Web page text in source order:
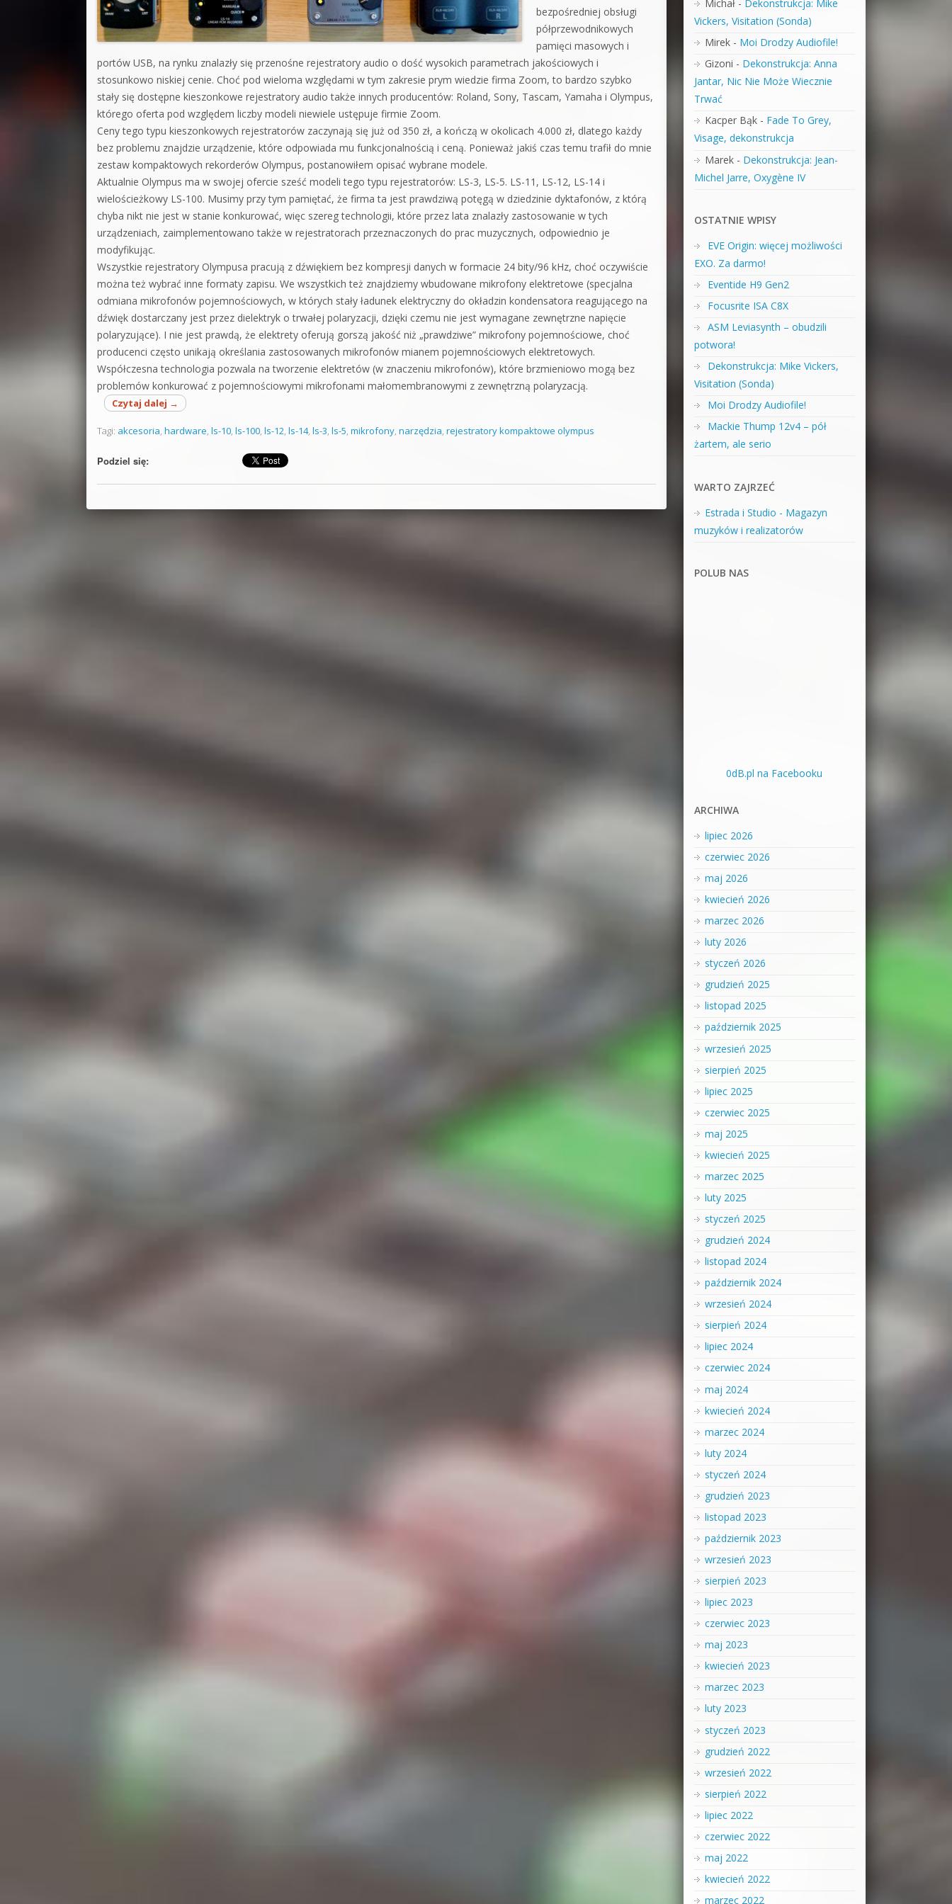
bezpośredniej obsługi
półprzewodnikowych
pamięci masowych i
portów USB, na rynku znalazły się przenośne rejestratory audio o dość wysokich parametrach jakościowych i
stosunkowo niskiej cenie. Choć pod wieloma względami w tym zakresie prym wiedzie firma Zoom, to bardzo szybko
stały się dostępne kieszonkowe rejestratory audio także innych producentów: Roland, Sony, Tascam, Yamaha i Olympus,
którego oferta pod względem liczby modeli niewiele ustępuje firmie Zoom.
Ceny tego typu kieszonkowych rejestratorów zaczynają się już od 350 zł, a kończą w okolicach 4.000 zł, dlatego każdy
bez problemu znajdzie urządzenie, które odpowiada mu funkcjonalnością i ceną. Ponieważ jakiś czas temu trafił do mnie
zestaw kompaktowych rekorderów Olympus, postanowiłem opisać wybrane modele.
Aktualnie Olympus ma w swojej ofercie sześć modeli tego typu rejestratorów: LS-3, LS-5. LS-11, LS-12, LS-14 i
wielościeżkowy LS-100. Musimy przy tym pamiętać, że firma ta jest prawdziwą potęgą w dziedzinie dyktafonów, z którą
chyba nikt nie jest w stanie konkurować, więc szereg technologii, które przez lata znalazły zastosowanie w tych
urządzeniach, zaimplementowano także w rejestratorach przeznaczonych do prac muzycznych, odpowiednio je
modyfikując.
Wszystkie rejestratory Olympusa pracują z dźwiękiem bez kompresji danych w formacie 24 bity/96 kHz, choć oczywiście
można też wybrać inne formaty zapisu. We wszystkich też znajdziemy wbudowane mikrofony elektretowe (specjalna
odmiana mikrofonów pojemnościowych, w których stały ładunek elektryczny do okładzin kondensatora reagującego na
dźwięk dostarczany jest przez dielektryk o trwałej polaryzacji, dzięki czemu nie jest wymagane zewnętrzne napięcie
polaryzujące). I nie jest prawdą, że elektrety oferują gorszą jakość niż „prawdziwe” mikrofony pojemnościowe, choć
producenci często unikają określania zastosowanych mikrofonów mianem pojemnościowych elektretowych.
Współczesna technologia pozwala na tworzenie elektretów (w znaczeniu mikrofonów), które brzmieniowo mogą bez
problemów konkurować z pojemnościowymi mikrofonami małomembranowymi z zewnętrzną polaryzacją.
Czytaj dalej →
Tagi: akcesoria, hardware, ls-10, ls-100, ls-12, ls-14, ls-3, ls-5, mikrofony, narzędzia, rejestratory kompaktowe olympus
Podziel się:
Michał- Dekonstrukcja: Mike
Vickers, Visitation (Sonda)
Mirek- Moi Drodzy Audiofile!
Gizoni - Dekonstrukcja: Anna
Jantar, Nic Nie Może Wiecznie
Trwać
Kacper Bąk- Fade To Grey,
Visage, dekonstrukcja
Marek- Dekonstrukcja: Jean-
Michel Jarre, Oxygène IV
OSTATNIE WPISY
EVE Origin: więcej możliwości
EXO. Za darmo!
Eventide H9 Gen2
Focusrite ISA C8X
ASM Leviasynth – obudzili
potwora!
Dekonstrukcja: Mike Vickers,
Visitation (Sonda)
Moi Drodzy Audiofile!
Mackie Thump 12v4 – pół
żartem, ale serio
WARTO ZAJRZEĆ
Estrada i Studio - Magazyn
muzyków i realizatorów
POLUB NAS
0dB.pl na Facebooku
ARCHIWA
lipiec 2026
czerwiec 2026
maj 2026
kwiecień 2026
marzec 2026
luty 2026
styczeń 2026
grudzień 2025
listopad 2025
październik 2025
wrzesień 2025
sierpień 2025
lipiec 2025
czerwiec 2025
maj 2025
kwiecień 2025
marzec 2025
luty 2025
styczeń 2025
grudzień 2024
listopad 2024
październik 2024
wrzesień 2024
sierpień 2024
lipiec 2024
czerwiec 2024
maj 2024
kwiecień 2024
marzec 2024
luty 2024
styczeń 2024
grudzień 2023
listopad 2023
październik 2023
wrzesień 2023
sierpień 2023
lipiec 2023
czerwiec 2023
maj 2023
kwiecień 2023
marzec 2023
luty 2023
styczeń 2023
grudzień 2022
wrzesień 2022
sierpień 2022
lipiec 2022
czerwiec 2022
maj 2022
kwiecień 2022
marzec 2022